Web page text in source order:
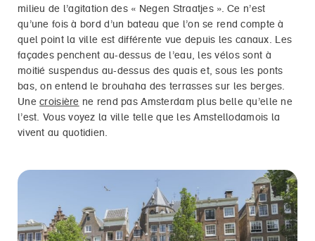
milieu de l’agitation des « Negen Straatjes ». Ce n’est
qu’une fois à bord d’un bateau que l’on se rend compte à
quel point la ville est différente vue depuis les canaux. Les
façades penchent au-dessus de l’eau, les vélos sont à
moitié suspendus au-dessus des quais et, sous les ponts
bas, on entend le brouhaha des terrasses sur les berges.
Unecroisière ne rend pas Amsterdam plus belle qu’elle ne
l’est. Vous voyez la ville telle que les Amstellodamois la
vivent au quotidien.